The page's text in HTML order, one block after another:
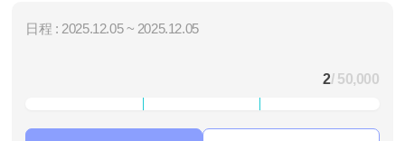
日程 : 2025.12.05 ~ 2025.12.05
2/ 50,000